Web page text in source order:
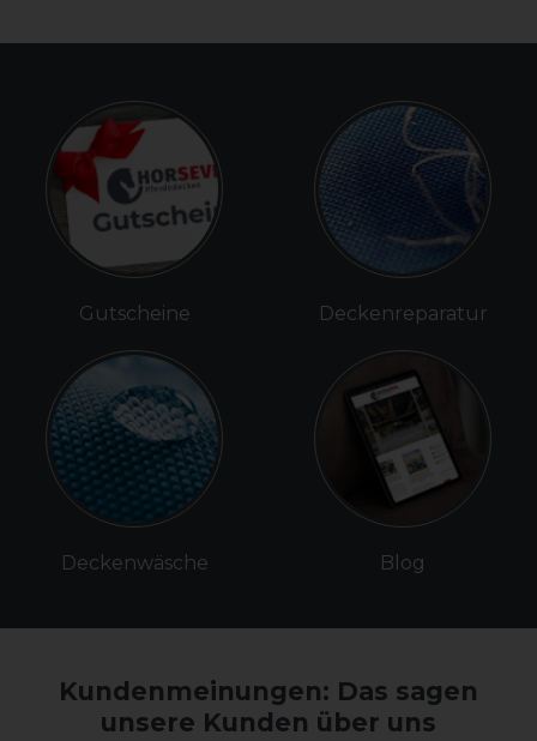
Gutscheine
Deckenwäsche
Deckenreparatur
Blog
Kundenmeinungen: Das sagen
unsere Kunden über uns